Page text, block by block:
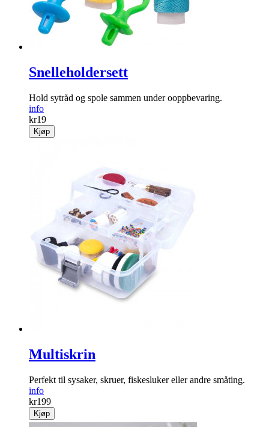
Snelleholdersett
Hold sytråd og spole sammen under ooppbevaring.
info
kr19
Kjøp
Multiskrin
Perfekt til sysaker, skruer, fiskesluker eller andre småting.
info
kr199
Kjøp